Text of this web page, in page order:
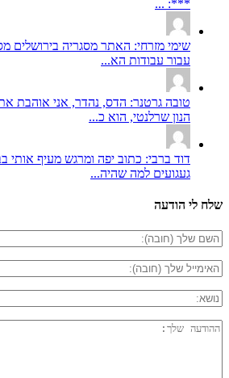
***: ...
שימי מזרחי: האתר מסגריה בירושלים
עבור עבודות הא...
טובה גרטנר: הדס, נהדר, אני אוהבת
הנון שרלנטי, הוא כ...
דוד ברבי: כתוב יפה ומרגש מעיף
געגועים למה שהיה...
שלח לי הודעה